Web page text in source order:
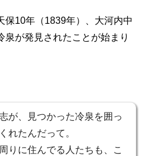
保10年（1839年）、大河内中
が発見されたことが始まり
が、見つかった冷泉を囲っ
れたんだって。
りに住んでる人たちも、こ